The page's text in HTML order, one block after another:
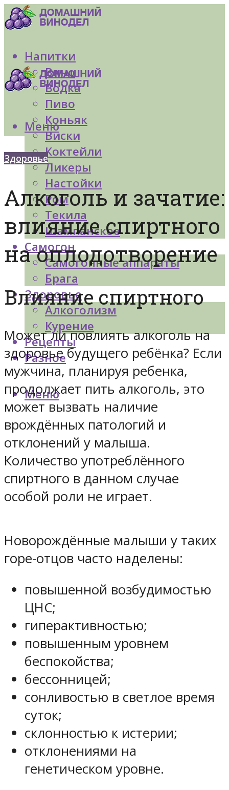
Напитки
Вино
Водка
Пиво
Коньяк
Виски
Коктейли
Ликеры
Настойки
Ром
Текила
Шампанское
Самогон
Самогонные аппараты
Брага
Здоровье
Алкоголизм
Курение
Рецепты
Разное
Меню
Меню
Здоровье
Алкоголь и зачатие:
влияние спиртного
на оплодотворение
Влияние спиртного
Может ли повлиять алкоголь на
здоровье будущего ребёнка? Если
мужчина, планируя ребенка,
продолжает пить алкоголь, это
может вызвать наличие
врождённых патологий и
отклонений у малыша.
Количество употреблённого
спиртного в данном случае
особой роли не играет.
Новорождённые малыши у таких
горе-отцов часто наделены:
повышенной возбудимостью
ЦНС;
гиперактивностью;
повышенным уровнем
беспокойства;
бессонницей;
сонливостью в светлое время
суток;
склонностью к истерии;
отклонениями на
генетическом уровне.